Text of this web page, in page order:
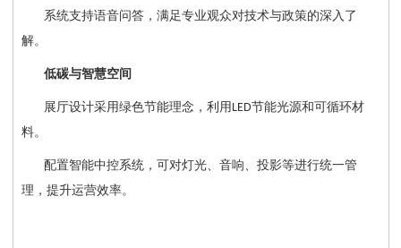
系统支持语音问答，满足专业观众对技术与政策的深入了
解。
低碳与智慧空间
展厅设计采用绿色节能理念，利用 LED节能光源和可循环材
料。
配置智能中控系统，可对灯光、音响、投影等进行统一管
理，提升运营效率。